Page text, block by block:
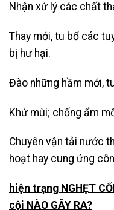
Nhận xử lý các chất
Thay mới, tu bổ các
bị hư hại.
Đào những hầm mới,
Khử mùi; chống ẩm
Chuyên vận tải nước
hoạt hay cung ứng
hiện trạng NGHẸT
cội NÀO GÂY RA?